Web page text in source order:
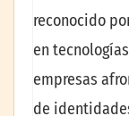
reconocido
en
empresas
de